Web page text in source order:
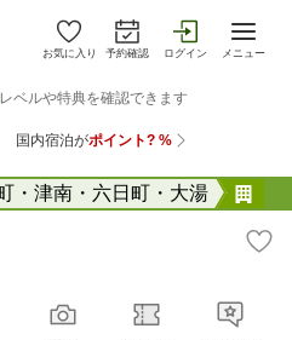
お気に入り 予約確認 ログイン メニュー
・津南・六日町・大湯